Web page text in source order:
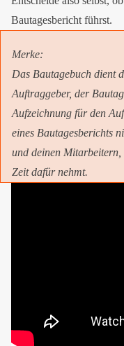
Bautagesbericht führst.
Merke:
Das Bautagebuch dient
Auftraggeber, der
Aufzeichnung für den
eines Bautagesberichts
und deinen
Zeit dafür nehmt.